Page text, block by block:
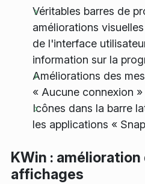
Véritables barres de
améliorations
de l'interface
information sur la
Améliorations des
« Aucune connexion »
Icônes dans la barre
les applications «
KWin :
affichages